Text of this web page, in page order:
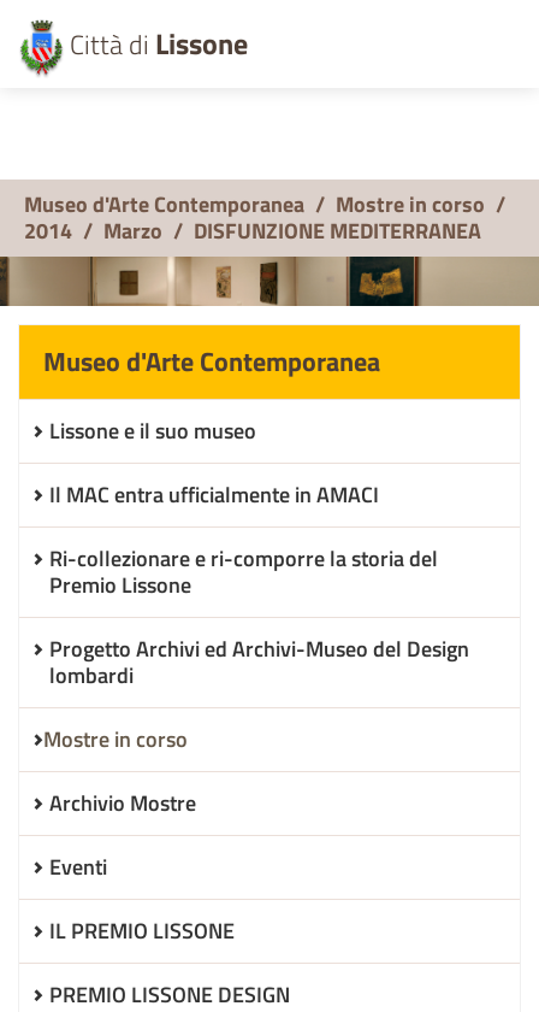
Città di Lissone
Museo d'Arte Contemporanea / Mostre in corso /
2014 / Marzo / DISFUNZIONE MEDITERRANEA
Museo d'Arte Contemporanea
Lissone e il suo museo
Il MAC entra ufficialmente in AMACI
Ri-collezionare e ri-comporre la storia del
Premio Lissone
Progetto Archivi ed Archivi-Museo del Design
lombardi
Mostre in corso
Archivio Mostre
Eventi
IL PREMIO LISSONE
PREMIO LISSONE DESIGN